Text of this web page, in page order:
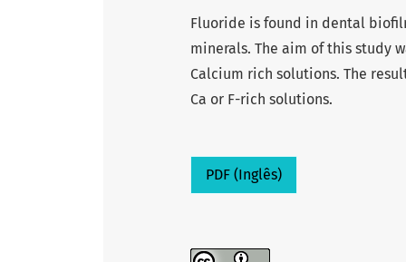
Fluoride is found in dental
minerals. The aim of this study
Calcium rich solutions. The
Ca or F-rich solutions.
PDF (Inglês)